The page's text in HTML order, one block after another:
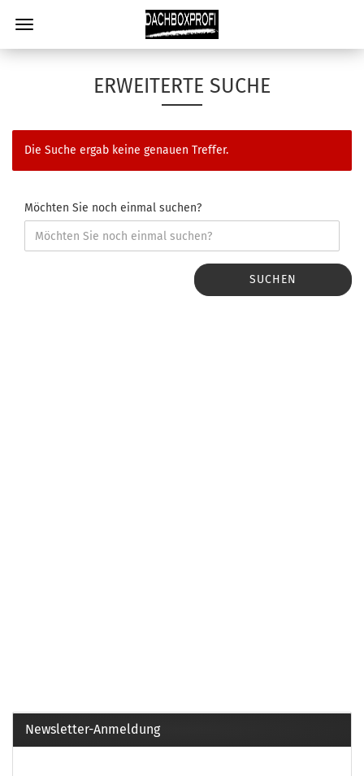
ERWEITERTE SUCHE
Die Suche ergab keine genauen Treffer.
Möchten Sie noch einmal suchen?
SUCHEN
Newsletter-Anmeldung